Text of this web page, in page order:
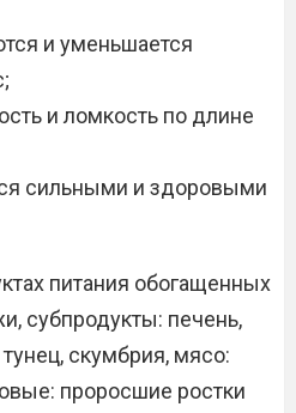
и уменьшается
и ломкость по длине
сильными и здоровыми
питания обогащенных
субпродукты: печень,
скумбрия, мясо:
проросшие ростки